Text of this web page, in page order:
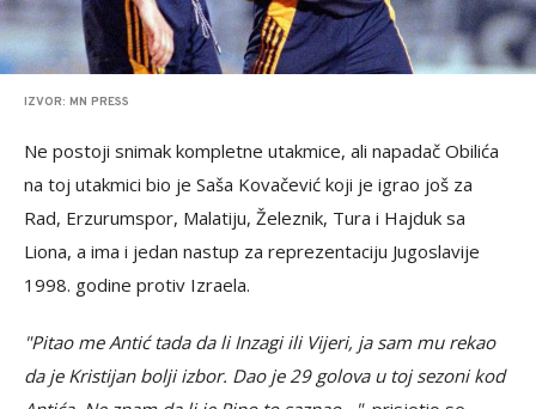
IZVOR: MN PRESS
Ne postoji snimak kompletne utakmice, ali napadač Obilića
na toj utakmici bio je Saša Kovačević koji je igrao još za
Rad, Erzurumspor, Malatiju, Železnik, Tura i Hajduk sa
Liona, a ima i jedan nastup za reprezentaciju Jugoslavije
1998. godine protiv Izraela.
"Pitao me Antić tada da li Inzagi ili Vijeri, ja sam mu rekao
da je Kristijan bolji izbor. Dao je 29 golova u toj sezoni kod